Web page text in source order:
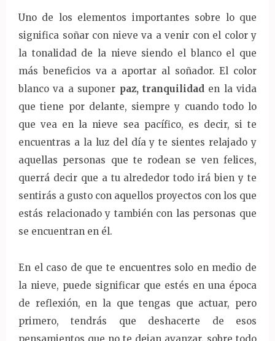
Uno de los elementos importantes sobre lo que
significa soñar con nieve va a venir con el color y
la tonalidad de la nieve siendo el blanco el que
más beneficios va a aportar al soñador. El color
blanco va a suponer paz, tranquilidad en la vida
que tiene por delante, siempre y cuando todo lo
que vea en la nieve sea pacífico, es decir, si te
encuentras a la luz del día y te sientes relajado y
aquellas personas que te rodean se ven felices,
querrá decir que a tu alrededor todo irá bien y te
sentirás a gusto con aquellos proyectos con los que
estás relacionado y también con las personas que
se encuentran en él.
En el caso de que te encuentres solo en medio de
la nieve, puede significar que estés en una época
de reflexión, en la que tengas que actuar, pero
primero, tendrás que deshacerte de esos